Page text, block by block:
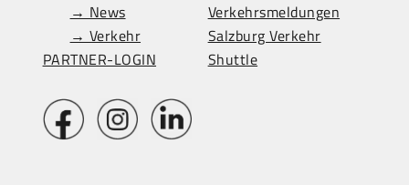
→ News
→ Verkehr
PARTNER-LOGIN
Verkehrsmeldungen
Salzburg Verkehr
Shuttle